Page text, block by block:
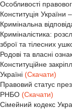
Особливості
Конституція України
Кримінальна
Криміналістика:
зброї та тілесних
Родові та власні
Конституційне
Україні (Скачати)
Правовий статус
РНБО (Скачати)
Сімейний кодекс